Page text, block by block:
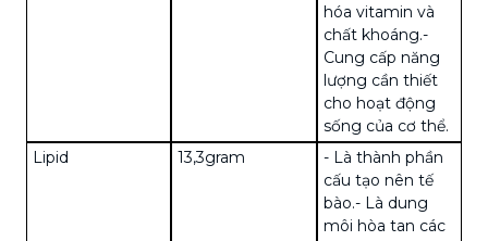
hóa vitamin và
chất khoáng.-
Cung cấp năng
lượng cần thiết
cho hoạt động
sống của cơ thể.
Lipid
13,3gram
- Là thành phần
cấu tạo nên tế
bào.- Là dung
môi hòa tan các